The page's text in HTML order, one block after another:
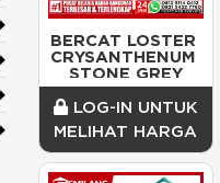
BERCAT LOSTER
CRYSANTHENUM
STONE GREY
LOG-IN UNTUK
MELIHAT HARGA